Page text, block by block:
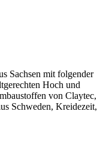
Sachsen mit folgender
Hoch und
von Claytec,
Schweden, Kreidezeit,